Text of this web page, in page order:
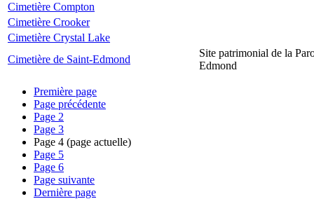
Cimetière Compton
Cimetière Crooker
Cimetière Crystal Lake
Cimetière de Saint-Edmond
Site patrimonial de la
Edmond
Première page
Page précédente
Page 2
Page 3
Page 4 (page actuelle)
Page 5
Page 6
Page suivante
Dernière page